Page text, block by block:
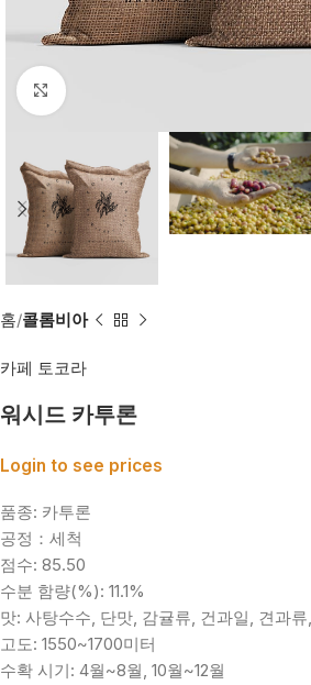
Click to enlarge
홈 콜롬비아
카페 토코라
워시드 카투론
Login to see prices
품종: 카투론
공정：세척
점수: 85.50
수분 함량(%): 11.1%
맛: 사탕수수, 단맛, 감귤류, 건과일, 견과
고도: 1550~1700미터
수확 시기: 4월~8월, 10월~12월